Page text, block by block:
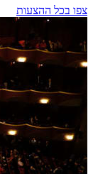
צפו בכל ההצעות